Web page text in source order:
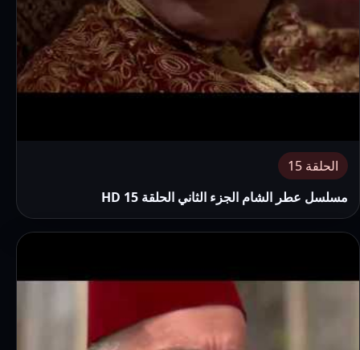
الحلقة 15
مسلسل عطر الشام الجزء الثاني الحلقة 15 HD